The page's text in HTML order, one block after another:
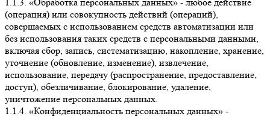
(операция) или совокупность действий (операций),
совершаемых с использованием средств автоматизации или
без использования таких средств с персональными данными,
включая сбор, запись, систематизацию, накопление, хранение,
уточнение (обновление, изменение), извлечение,
использование, передачу (распространение, предоставление,
доступ), обезличивание, блокирование, удаление,
уничтожение персональных данных.
1.1.4. «Конфиденциальность персональных данных» -